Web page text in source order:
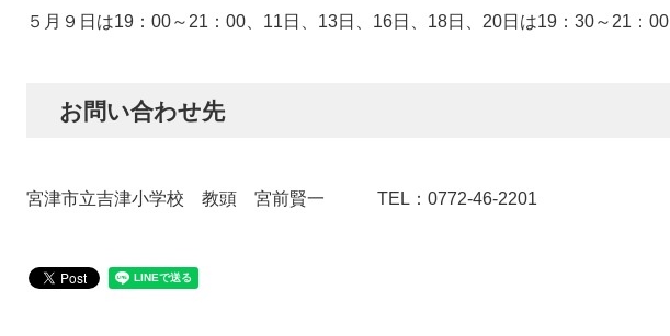
５月９日は19：00～21：00、11日、13日、16日、18日、20日は19：30～21：00
お問い合わせ先
宮津市立吉津小学校 教頭 宮前賢一 TEL：0772-46-2201